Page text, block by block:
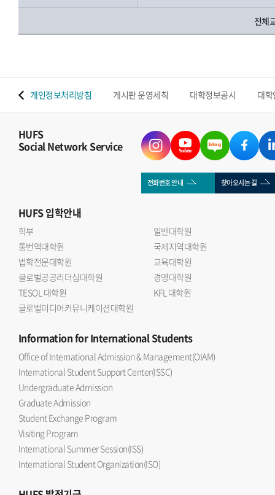
전체
개인정보처리방침 게시판 운영세칙 대학정보공시 대
HUFS
Social Network Service
전화번호 안내 찾아오시는 길
HUFS입학안내
학부
일반대학원
통번역대학원
국제지역대학원
법학전문대학원
교육대학원
글로벌공공리더십대학원
경영대학원
TESOL 대학원
KFL 대학원
글로벌미디어커뮤니케이션대학원
Informationfor International Students
Office of International Admission & Management(OIAM)
International Student Support Center(ISSC)
Undergraduate Admission
Graduate Admission
Student Exchange Program
Visiting Program
International Summer Session(ISS)
International Student Organization(ISO)